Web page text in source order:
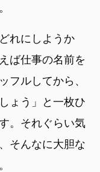
れにしようか
ば仕事の名前を
フルしてから、
ょう」と一枚ひ
。それぐらい気
そんなに大胆な